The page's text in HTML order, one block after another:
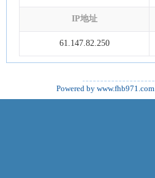
IP地址
61.147.82.250
Powered by www.fhb971.com